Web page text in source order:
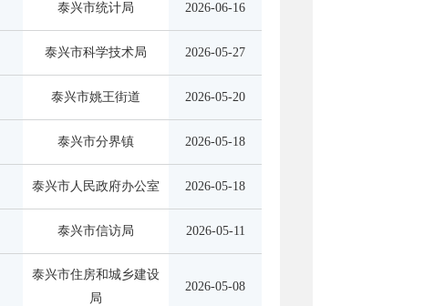
泰兴市统计局 2026-06-16
泰兴市科学技术局 2026-05-27
泰兴市姚王街道 2026-05-20
泰兴市分界镇 2026-05-18
泰兴市人民政府办公室 2026-05-18
泰兴市信访局 2026-05-11
泰兴市住房和城乡建设
局
2026-05-08